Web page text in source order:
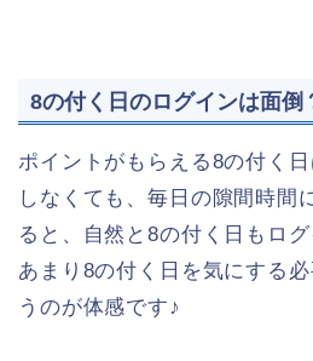
8の付く日のログインは面倒
ポイントがもらえる8の付く
しなくても、毎日の隙間時間
ると、自然と8の付く日もログ
あまり8の付く日を気にする
うのが体感です♪